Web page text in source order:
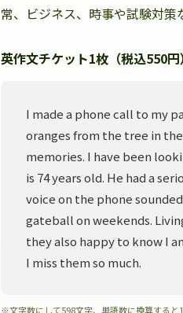
常、ビジネス、時事や試験対
英作文チケット1枚（税込550
I made a phone call to my
oranges from the tree in
memories. I have been
is 74 years old. He had a
voice on the phone
gateball on weekends.
they also happy to know I
I miss them so much.
※文字数にして598文字、単語数に換算すると